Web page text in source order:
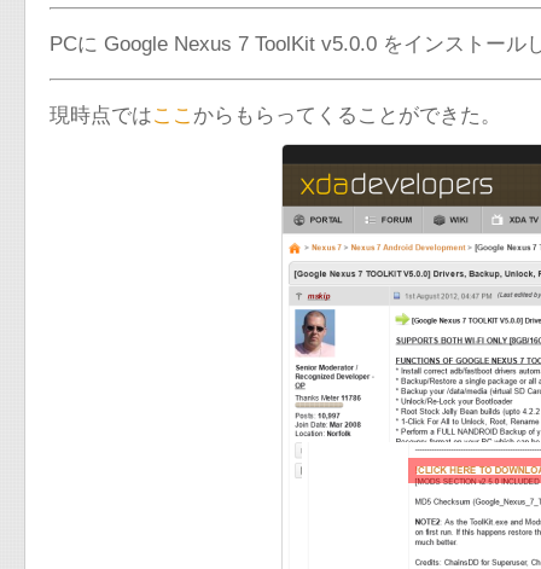
PCに Google Nexus 7 ToolKit v5.0.0 をインストー
現時点ではここ からもらってくることができた。